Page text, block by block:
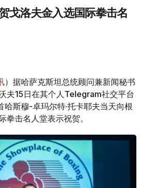
戈洛夫金入选国际拳击名
）据哈萨克斯坦总统顾问兼新闻秘书
夫15日在其个人Telegram社交平台
哈斯穆-卓玛尔特·托卡耶夫当天向根
拳击名人堂表示祝贺。